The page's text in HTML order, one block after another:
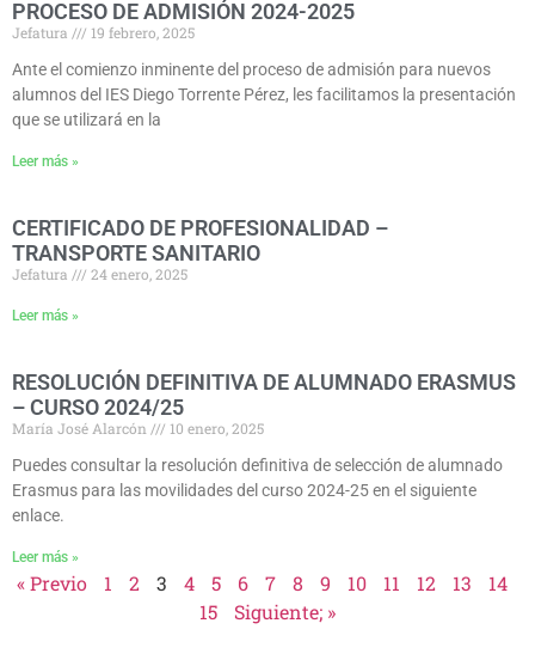
PROCESO DE ADMISIÓN 2024-2025
Jefatura
19 febrero, 2025
Ante el comienzo inminente del proceso de admisión para nuevos
alumnos del IES Diego Torrente Pérez, les facilitamos la presentación
que se utilizará en la
Leer más »
CERTIFICADO DE PROFESIONALIDAD –
TRANSPORTE SANITARIO
Jefatura 24 enero, 2025
Leer más »
RESOLUCIÓN DEFINITIVA DE ALUMNADO ERASMUS
– CURSO 2024/25
María José Alarcón
10 enero, 2025
Puedes consultar la resolución definitiva de selección de alumnado
Erasmus para las movilidades del curso 2024-25 en el siguiente
enlace.
Leer más »
« Previo 1 2 3 4 5 6 7 8 9 10 11 12 13
14
15
Siguiente; »